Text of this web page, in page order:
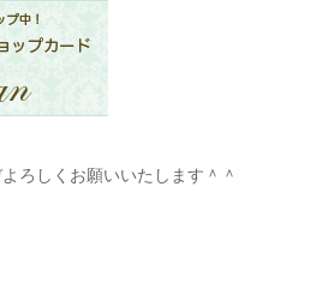
ろしくお願いいたします＾＾